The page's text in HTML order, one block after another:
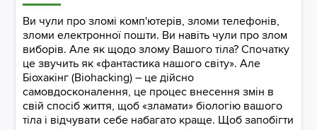
Ви чули про зломі комп'ютерів, зломи телефонів,
зломи електронної пошти. Ви навіть чули про злом
виборів. Але як щодо злому Вашого тіла? Спочатку
це звучить як «фантастика нашого світу». Але
Біохакінг (Biohacking) – це дійсно
самовдосконалення, це процес внесення змін в
свій спосіб життя, щоб «зламати» біологію вашого
тіла і відчувати себе набагато краще. Щоб запобігти